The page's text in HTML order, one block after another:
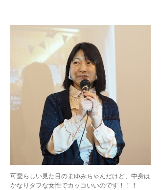
可愛らしい見た目のまゆみちゃんだけど、中身は
かなりタフな女性でカッコいいのです！！！